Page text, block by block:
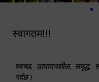
स्वागतम!!!
स्वच्छ, उत्पादनशील, समृद्ध,
गर्दछ।